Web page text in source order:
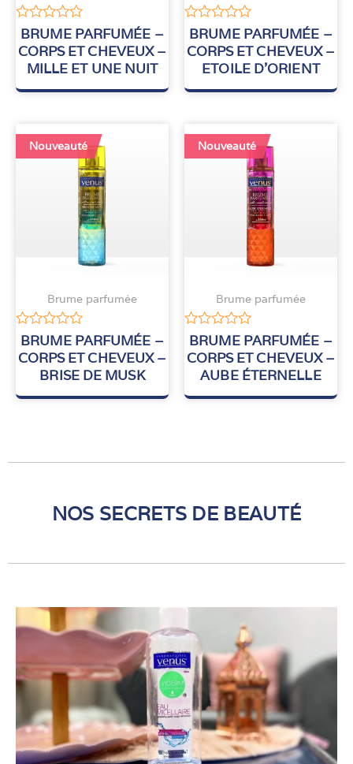
Note
0
sur
BRUME PARFUMÉE –
CORPS ET CHEVEUX –
MILLE ET UNE NUIT
Note
0
sur
BRUME PARFUMÉE –
CORPS ET CHEVEUX –
ETOILE D’ORIENT
Nouveauté
Brume parfumée
Note
0
sur
BRUME PARFUMÉE –
CORPS ET CHEVEUX –
BRISE DE MUSK
Nouveauté
Brume parfumée
Note
0
sur
BRUME PARFUMÉE –
CORPS ET CHEVEUX –
AUBE ÉTERNELLE
NOS SECRETS DE BEAUTÉ